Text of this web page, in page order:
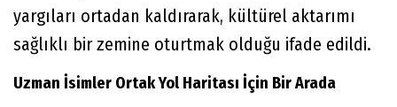
yargıları ortadan kaldırarak, kültürel aktarımı
sağlıklı bir zemine oturtmak olduğu ifade edildi.
Uzman İsimler Ortak Yol Haritası İçin Bir Arada